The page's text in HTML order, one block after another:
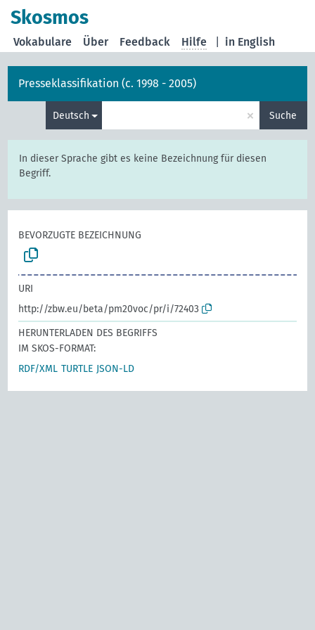
Skosmos
in English
Vokabulare Über Feedback Hilfe
Presseklassifikation (c. 1998 - 2005)
Deutsch × Suche
In dieser Sprache gibt es keine Bezeichnung für diesen
Begriff.
BEVORZUGTE BEZEICHNUNG
URI
http://zbw.eu/beta/pm20voc/pr/i/72403
HERUNTERLADEN DES BEGRIFFS
IM SKOS-FORMAT:
RDF/XML TURTLE JSON-LD